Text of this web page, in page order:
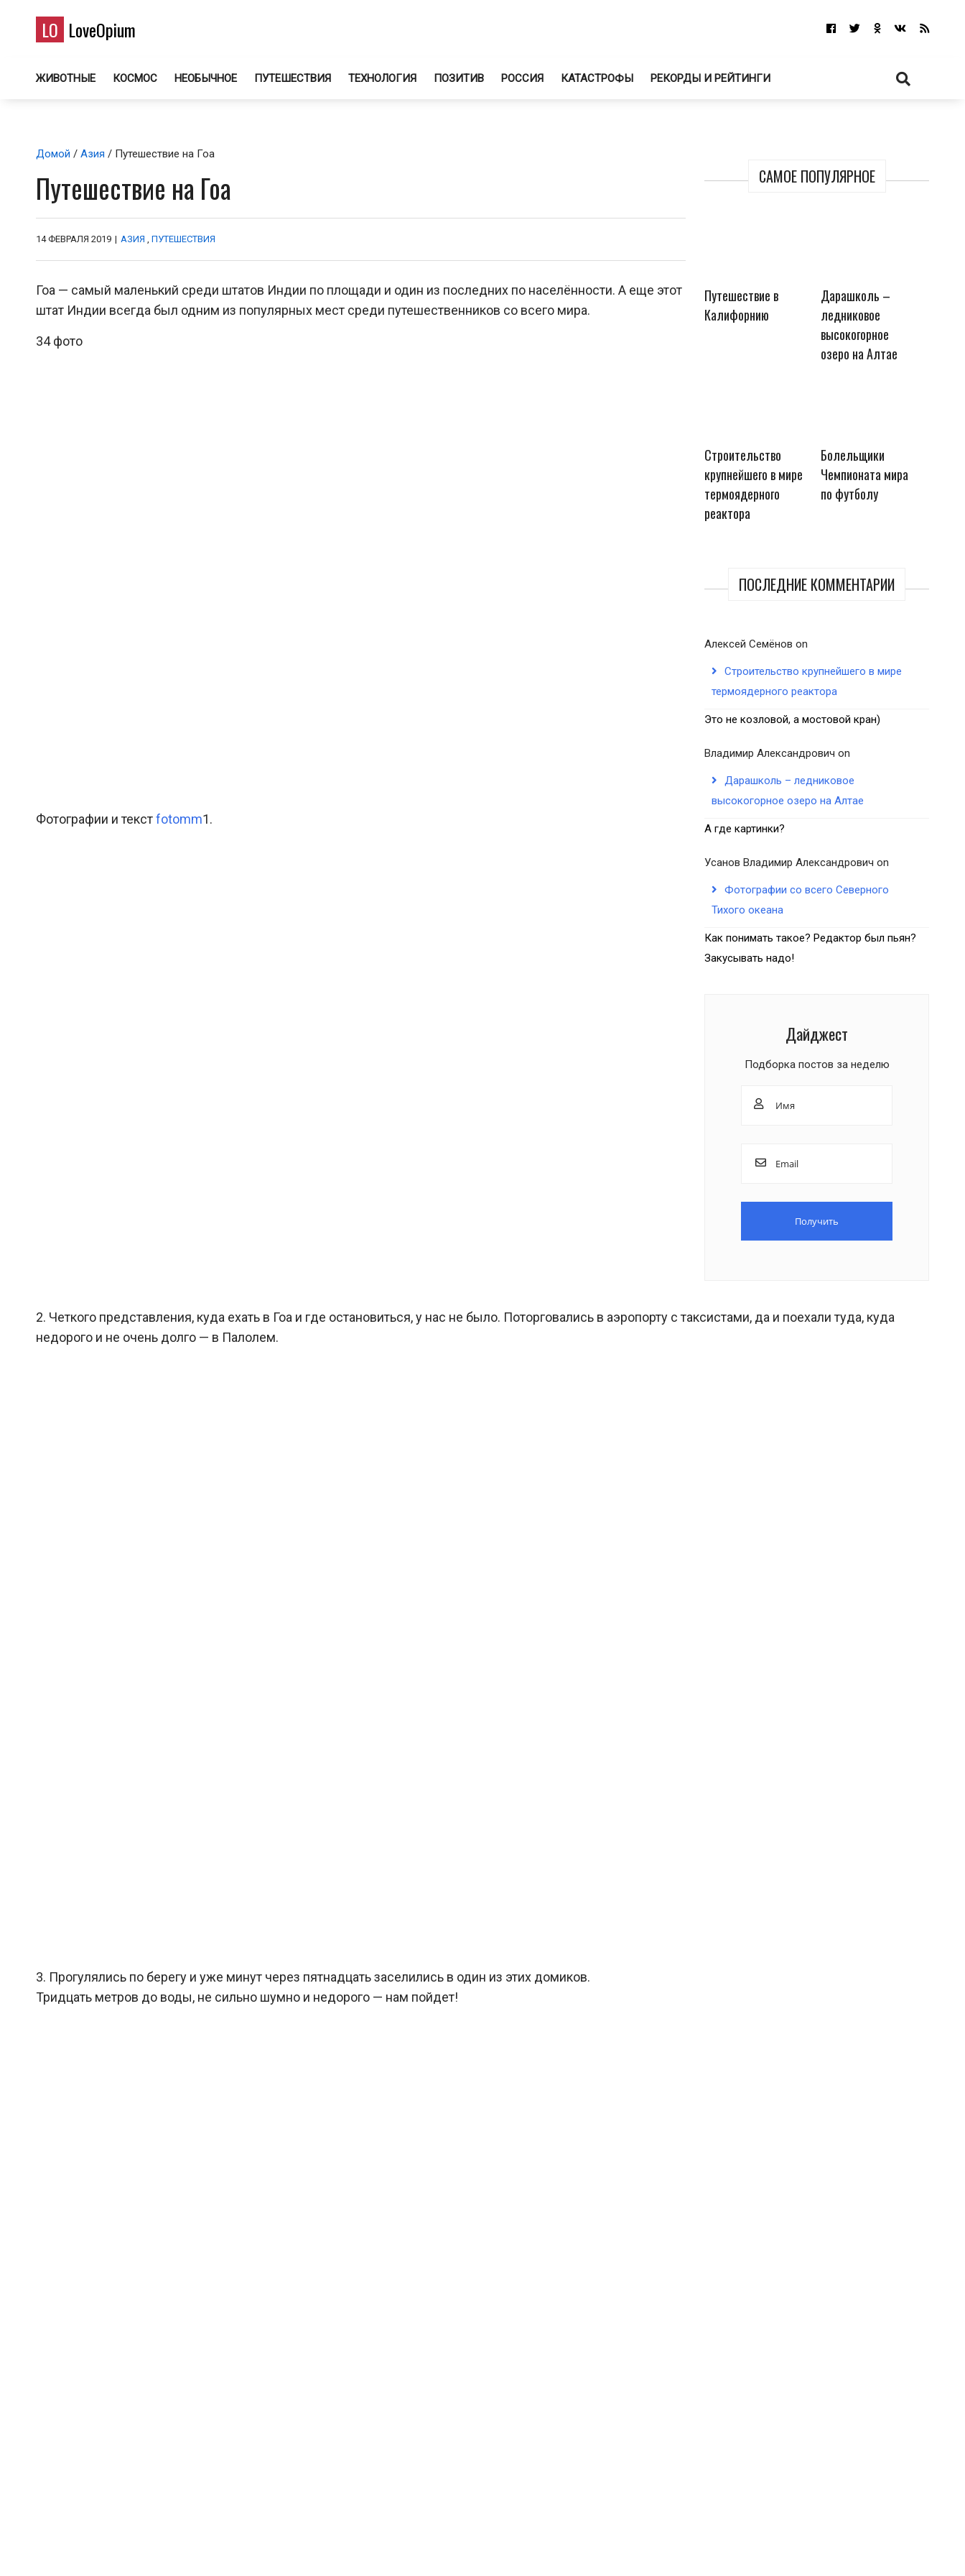
LO LoveOpium
ЖИВОТНЫЕ КОСМОС НЕОБЫЧНОЕ ПУТЕШЕСТВИЯ ТЕХНОЛОГИЯ ПОЗИТИВ РОССИЯ КАТАСТРОФЫ РЕКОРДЫ И РЕЙТИНГИ
САМОЕ ПОПУЛЯРНОЕ
Путешествие в
Калифорнию
Дарашколь –
ледниковое
высокогорное
озеро на Алтае
Строительство
крупнейшего в мире
термоядерного
реактора
Болельщики
Чемпионата мира
по футболу
ПОСЛЕДНИЕ КОММЕНТАРИИ
Алексей Семёнов on
Строительство крупнейшего в мире
термоядерного реактора
Это не козловой, а мостовой кран)
Владимир Александрович on
Дарашколь – ледниковое
высокогорное озеро на Алтае
А где картинки?
Усанов Владимир Александрович on
Фотографии со всего Северного
Тихого океана
Как понимать такое? Редактор был пьян?
Закусывать надо!
Дайджест
Подборка постов за неделю
Домой / Азия / Путешествие на Гоа
Путешествие на Гоа
14 ФЕВРАЛЯ 2019 | АЗИЯ , ПУТЕШЕСТВИЯ
Гоа — самый маленький среди штатов Индии по площади и один из последних по населённости. А еще этот
штат Индии всегда был одним из популярных мест среди путешественников со всего мира.
34 фото
Фотографии и текстfotomm1.
2. Четкого представления, куда ехать в Гоа и где остановиться, у нас не было. Поторговались в аэропорту с таксистами, да и поехали туда, куда
недорого и не очень долго — в Палолем.
3. Прогулялись по берегу и уже минут через пятнадцать заселились в один из этих домиков.
Тридцать метров до воды, не сильно шумно и недорого — нам пойдет!